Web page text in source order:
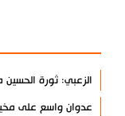
الزعبي: ثورة
عدوان واسع على